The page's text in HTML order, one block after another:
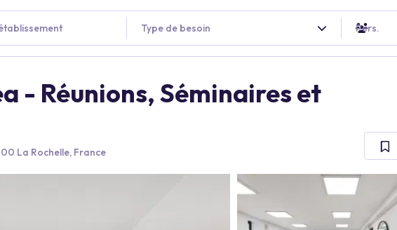
Type de besoin Pers.
- Réunions, Séminaires et
La Rochelle, France